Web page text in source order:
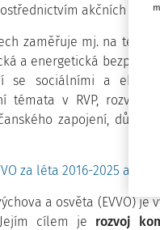
akčních
zaměřuje mj. na
a energetická
se sociálními a
témata v RVP, rozvoj
zapojení, důraz
za léta 2016-2025 a
a osvěta (EVVO)
cílem je rozvoj